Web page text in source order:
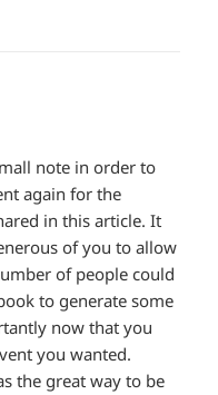
note in order to
again for the
in this article. It
of you to allow
of people could
to generate some
now that you
you wanted.
the great way to be